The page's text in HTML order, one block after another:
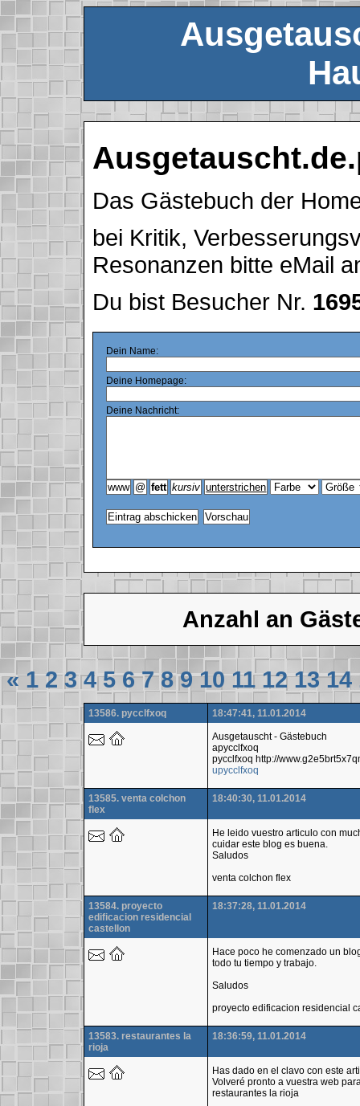
Das Gästebuch der
bei Kritik,
Resonanzen bitte eMail
Du bist Besucher Nr.
Dein Name:
Deine Homepage:
Deine Nachricht:
Anzahl an
« 1 2 3 4 5 6 7 8 9 10 11 12 13 14
13586. pycclfxoq 18:47:41, 11.01.2014
Ausgetauscht - Gästebuch
apycclfxoq
pycclfxoq http://
upycclfxoq
13585. venta colchon
flex
18:40:30, 11.01.2014
He leido vuestro articulo con
cuidar este blog es buena.
Saludos
venta colchon flex
13584. proyecto
edificacion residencial
castellon
18:37:28, 11.01.2014
Hace poco he comenzado un
todo tu tiempo y trabajo.
Saludos
proyecto edificacion residencial
13583. restaurantes la
rioja
18:36:59, 11.01.2014
Has dado en el clavo con este
Volveré pronto a vuestra web
restaurantes la rioja